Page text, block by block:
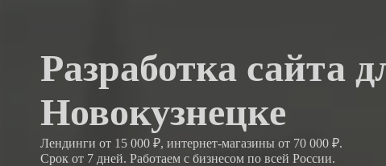
Разработка сайта
Новокузнецке
Лендинги от 15 000 ₽, интернет-магазины от 70 000 ₽.
Срок от 7 дней. Работаем с бизнесом по всей России.